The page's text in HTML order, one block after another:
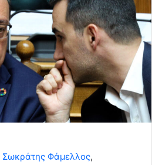
Σωκράτης Φάμελλος,